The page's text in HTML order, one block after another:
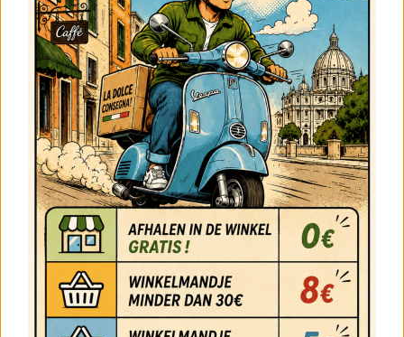
DE COLLECTIE
HIER ZIJN ONZE VERSCHILLENDE BELPASTA’S,
HET RESULTAAT VAN ONS WERK OM U HET BESTE VAN
ONS VAKMANSCHAP TE BIEDEN.
ZIN IN? EEN BELPASTA.